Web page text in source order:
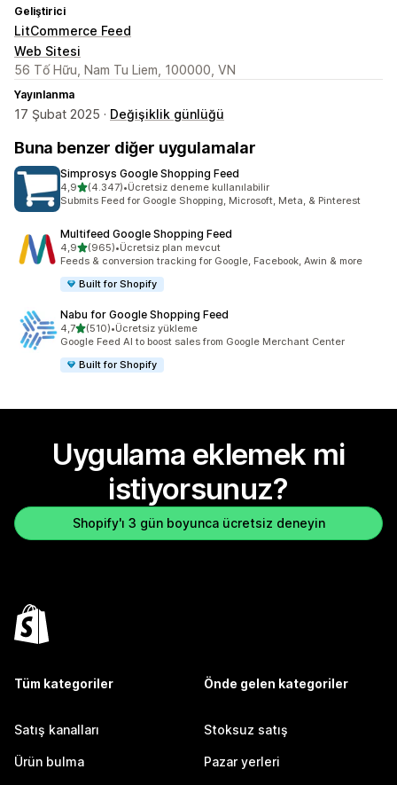
Geliştirici
LitCommerce Feed
Web Sitesi
56 Tố Hữu, Nam Tu Liem, 100000, VN
Yayınlanma
17 Şubat 2025 · Değişiklik günlüğü
Buna benzer diğer uygulamalar
Simprosys Google Shopping Feed
4,95 yıldız üzerinden
(4.347)
toplam 4347 değerlendirme
•Ücretsiz deneme kullanılabilir
Submits Feed for Google Shopping, Microsoft, Meta, & Pinterest
Multifeed Google Shopping Feed
4,95 yıldız üzerinden
(965)
toplam 965 değerlendirme
•Ücretsiz plan mevcut
Feeds & conversion tracking for Google, Facebook, Awin & more
Built for Shopify
Nabu for Google Shopping Feed
4,75 yıldız üzerinden
(510)
toplam 510 değerlendirme
•Ücretsiz yükleme
Google Feed AI to boost sales from Google Merchant Center
Built for Shopify
Uygulama eklemek mi
istiyorsunuz?
Shopify'ı 3 gün boyunca ücretsiz deneyin
Tüm kategoriler
Satış kanalları
Ürün bulma
Önde gelen kategoriler
Stoksuz satış
Pazar yerleri